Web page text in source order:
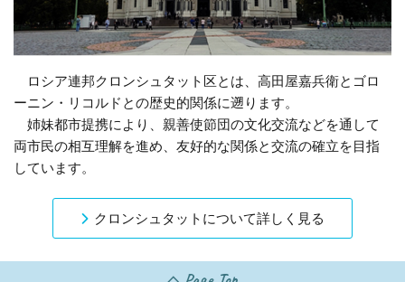
ロシア連邦クロンシュタット区とは、高田屋嘉兵衛とゴロ
ーニン・リコルドとの歴史的関係に遡ります。
姉妹都市提携により、親善使節団の文化交流などを通して
両市民の相互理解を進め、友好的な関係と交流の確立を目指
しています。
クロンシュタットについて詳しく見る